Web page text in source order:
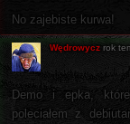
No zajebiste kurwa!
Wędrowycz rok
Demo i epka, które
poleciałem z